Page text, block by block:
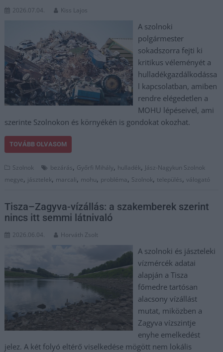
2026.07.04. Kiss Lajos
A szolnoki
polgármester
sokadszorra fejti ki
kritikus véleményét a
hulladékgazdálkodássa
l kapcsolatban, amiben
rendre elégedetlen a
MOHU lépéseivel, ami
szerinte Szolnokon és környékén is gondokat okozhat.
TOVÁBB OLVASOM
Szolnok bezárás, Győrfi Mihály, hulladék, Jász-Nagykun Szolnok
megye, jásztelek, marcali, mohu, probléma, Szolnok, település,válogató
Tisza–Zagyva-vízállás: a szakemberek szerint
nincs itt semmi látnivaló
2026.06.04. Horváth Zsolt
A szolnoki és jászteleki
vízmércék adatai
alapján a Tisza
főmedre tartósan
alacsony vízállást
mutat, miközben a
Zagyva vízszintje
enyhe emelkedést
jelez. A két folyó eltérő viselkedése mögött nem lokális